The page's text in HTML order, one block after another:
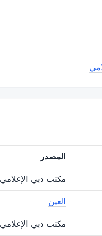
المصدر
مكتب دبي الإعلامي
العين
مكتب دبي الإعلامي